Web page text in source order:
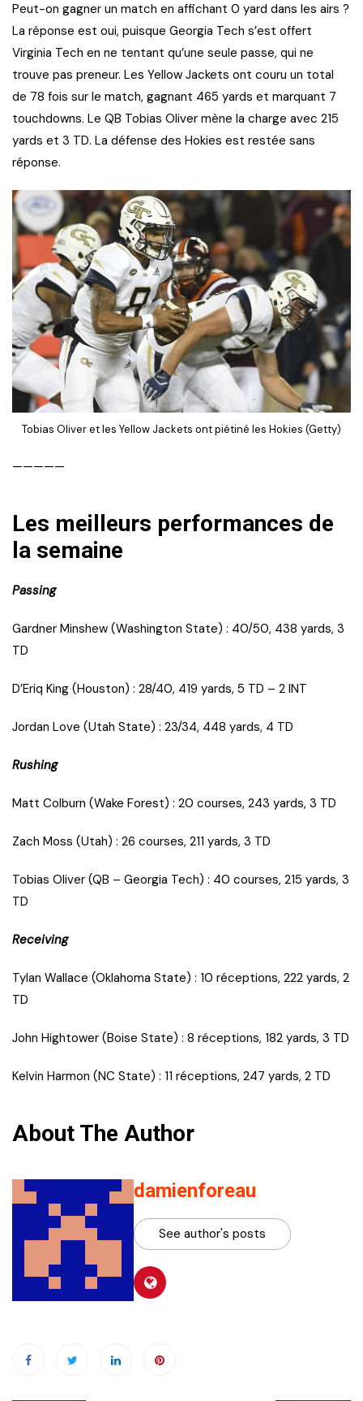
Peut-on gagner un match en affichant 0 yard dans les airs ?
La réponse est oui, puisque Georgia Tech s’est offert
Virginia Tech en ne tentant qu’une seule passe, qui ne
trouve pas preneur. Les Yellow Jackets ont couru un total
de 78 fois sur le match, gagnant 465 yards et marquant 7
touchdowns. Le QB Tobias Oliver mène la charge avec 215
yards et 3 TD. La défense des Hokies est restée sans
réponse.
Tobias Oliver et les Yellow Jackets ont piétiné les Hokies (Getty)
—————
Les meilleurs performances de
la semaine
Passing
Gardner Minshew (Washington State) : 40/50, 438 yards, 3
TD
D’Eriq King (Houston) : 28/40, 419 yards, 5 TD – 2 INT
Jordan Love (Utah State) : 23/34, 448 yards, 4 TD
Rushing
Matt Colburn (Wake Forest) : 20 courses, 243 yards, 3 TD
Zach Moss (Utah) : 26 courses, 211 yards, 3 TD
Tobias Oliver (QB – Georgia Tech) : 40 courses, 215 yards, 3
TD
Receiving
Tylan Wallace (Oklahoma State) : 10 réceptions, 222 yards, 2
TD
John Hightower (Boise State) : 8 réceptions, 182 yards, 3 TD
Kelvin Harmon (NC State) : 11 réceptions, 247 yards, 2 TD
About The Author
damienforeau
See author's posts